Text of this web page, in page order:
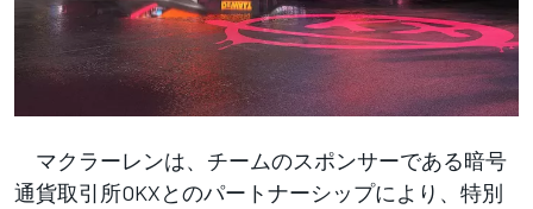
マクラーレンは、チームのスポンサーである暗号
通貨取引所OKXとのパートナーシップにより、特別